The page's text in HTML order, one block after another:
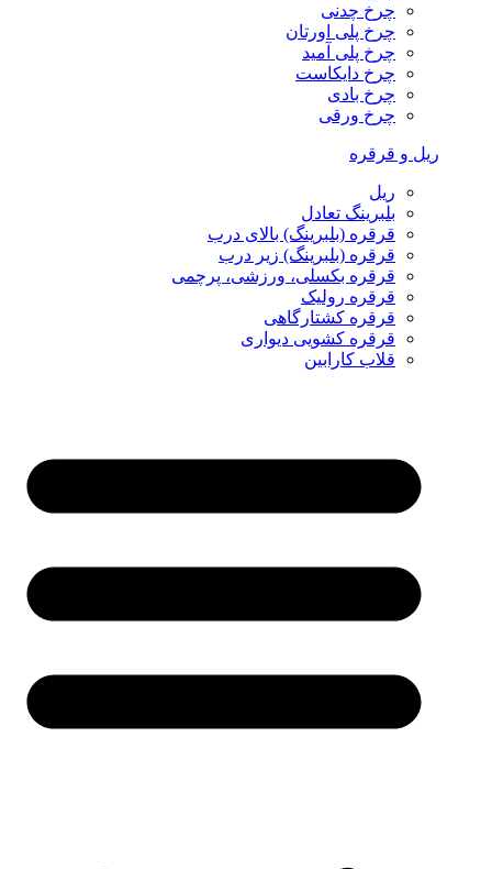
چرخ چدنی
چرخ پلی اورتان
چرخ پلی آمید
چرخ دایکاست
چرخ بادی
چرخ ورقی
ریل و قرقره
ریل
بلبرینگ تعادل
قرقره (بلبرینگ) بالای درب
قرقره (بلبرینگ) زیر درب
قرقره بکسلی، ورزشی، پرچمی
قرقره رولیک
قرقره کشتارگاهی
قرقره کشویی دیواری
قلاب کارابین